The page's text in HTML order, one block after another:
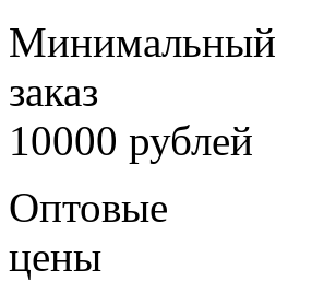
Минимальный
заказ
10000 рублей
Оптовые
цены